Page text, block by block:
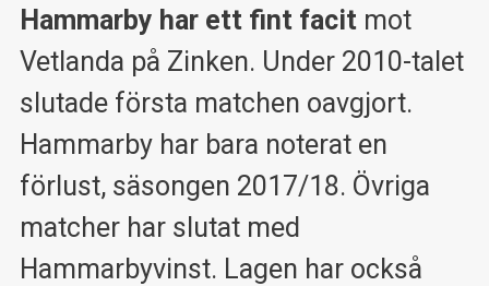
Hammarby har ett fint facitmot
Vetlanda på Zinken. Under 2010-talet
slutade första matchen oavgjort.
Hammarby har bara noterat en
förlust, säsongen 2017/18. Övriga
matcher har slutat med
Hammarbyvinst. Lagen har också